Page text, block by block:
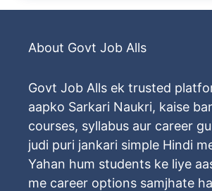
About Govt Job Alls
Govt Job Alls ek trusted
aapko Sarkari Naukri, kaise
courses, syllabus aur career
judi puri jankari simple Hindi
Yahan hum students ke liye
me career options samjhate